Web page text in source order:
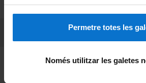
Permetre totes les
Només utilitzar les galetes
Founder of the Member of the